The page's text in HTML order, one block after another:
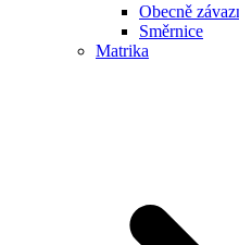
Obecně
Směrnice
Matrika